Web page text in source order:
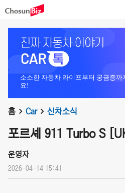
소소한 자동차 라이프부터 궁금증
요!
홈 Car 신차소식
포르셰 911 Turbo S
운영자
2026-04-14 15:41